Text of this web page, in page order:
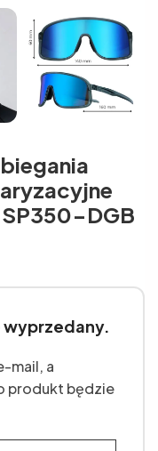
DGB
wyprzedany.
mail, a
produkt będzie